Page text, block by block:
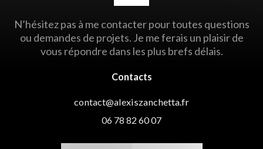
N’hésitez pas à me contacter pour toutes questions
ou demandes de projets. Je me ferais un plaisir de
vous répondre dans les plus brefs délais.
Contacts
contact@alexiszanchetta.fr
06 78 82 60 07